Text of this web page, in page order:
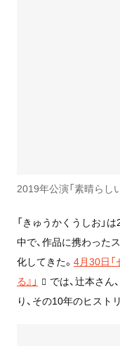
2019年公演「素晴らし
「きゅうかくうしお」
中で、作品に携わった
化してきた。 4月30日「
る』」
では、辻󠄀本さん
り、その10年のヒスト